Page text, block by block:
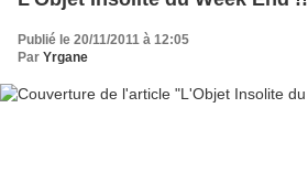
Publié le 20/11/2011 à 12:05
Par Yrgane